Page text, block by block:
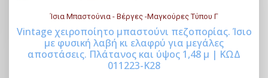
Buy Now
Ίσια Μπαστούνια - Βέργες -Μαγκούρες Τύπου Γ
Vintage χειροποίητο μπαστούνι πεζοπορίας. Ίσιο
με φυσική λαβή κι ελαφρύ για μεγάλες
αποστάσεις. Πλάτανος και ύψος 1,48 μ | ΚΩΔ
011223-Κ28